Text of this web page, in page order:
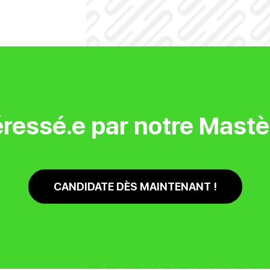
par notre
CANDIDATE DÈS MAINTENANT !